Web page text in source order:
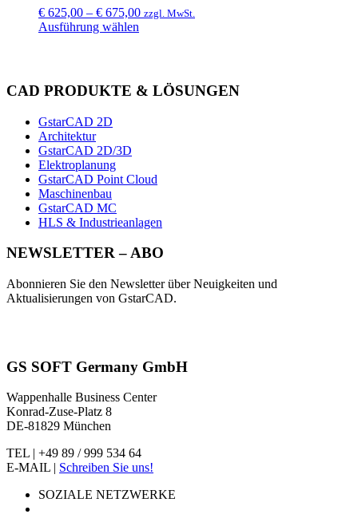
€ 625,00 – € 675,00 zzgl. MwSt.
Ausführung wählen
CAD PRODUKTE & LÖSUNGEN
GstarCAD 2D
Architektur
GstarCAD 2D/3D
Elektroplanung
GstarCAD Point Cloud
Maschinenbau
GstarCAD MC
HLS & Industrieanlagen
NEWSLETTER – ABO
Abonnieren Sie den Newsletter über Neuigkeiten und
Aktualisierungen von GstarCAD.
GS SOFT Germany GmbH
Wappenhalle Business Center
Konrad-Zuse-Platz 8
DE-81829 München
TEL | +49 89 / 999 534 64
E-MAIL | Schreiben Sie uns!
SOZIALE NETZWERKE